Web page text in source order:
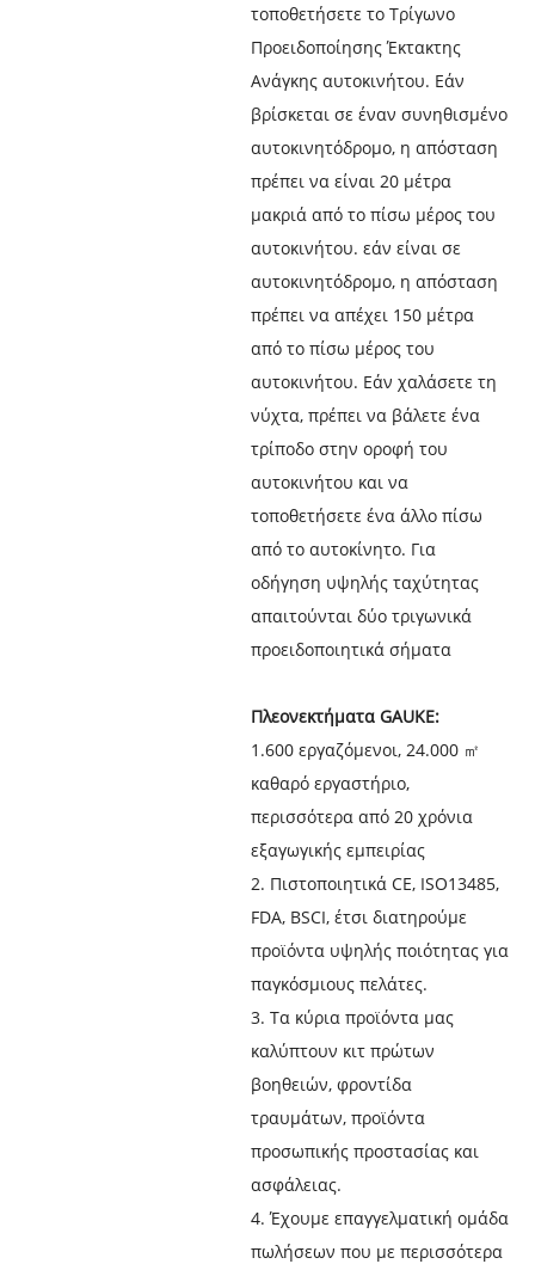
τοποθετήσετε το Τρίγωνο
Προειδοποίησης Έκτακτης
Ανάγκης αυτοκινήτου. Εάν
βρίσκεται σε έναν συνηθισμένο
αυτοκινητόδρομο, η απόσταση
πρέπει να είναι 20 μέτρα
μακριά από το πίσω μέρος του
αυτοκινήτου. εάν είναι σε
αυτοκινητόδρομο, η απόσταση
πρέπει να απέχει 150 μέτρα
από το πίσω μέρος του
αυτοκινήτου. Εάν χαλάσετε τη
νύχτα, πρέπει να βάλετε ένα
τρίποδο στην οροφή του
αυτοκινήτου και να
τοποθετήσετε ένα άλλο πίσω
από το αυτοκίνητο. Για
οδήγηση υψηλής ταχύτητας
απαιτούνται δύο τριγωνικά
προειδοποιητικά σήματα
Πλεονεκτήματα GAUKE:
1.600 εργαζόμενοι, 24.000 ㎡
καθαρό εργαστήριο,
περισσότερα από 20 χρόνια
εξαγωγικής εμπειρίας
2. Πιστοποιητικά CE, ISO13485,
FDA, BSCI, έτσι διατηρούμε
προϊόντα υψηλής ποιότητας για
παγκόσμιους πελάτες.
3. Τα κύρια προϊόντα μας
καλύπτουν κιτ πρώτων
βοηθειών, φροντίδα
τραυμάτων, προϊόντα
προσωπικής προστασίας και
ασφάλειας.
4. Έχουμε επαγγελματική ομάδα
πωλήσεων που με περισσότερα